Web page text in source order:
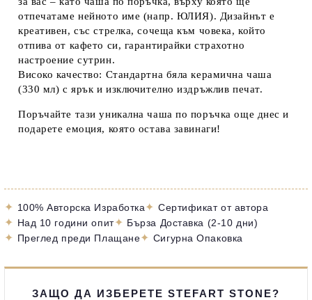
отпечатаме нейното име (напр. ЮЛИЯ). Дизайнът е
креативен, със стрелка, сочеща към човека, който
отпива от кафето си, гарантирайки страхотно
настроение сутрин.
Високо качество: Стандартна бяла керамична чаша
(330 мл) с ярък и изключително издръжлив печат.
Поръчайте тази уникалначаша по поръчка още днес и
подарете емоция, която остава завинаги!
✦ 100% Авторска Изработка✦ Сертификат от автора
✦ Над 10 години опит✦ Бърза Доставка (2-10 дни)
✦ Преглед преди Плащане✦ Сигурна Опаковка
ЗАЩО ДА ИЗБЕРЕТЕ STEFART STONE?